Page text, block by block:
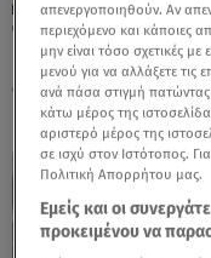
12.11.25, 20:39
Γλυφάδα:
οικογένεια με
απενεργοποιηθούν. Αν
περιεχόμενο και κάποιες
μην είναι τόσο σχετικές
μενού για να αλλάξετε τις
ανά πάσα στιγμή
κάτω μέρος της
αριστερό μέρος της
σε ισχύ στον Ιστότοπος.
Πολιτική Απορρήτου μας.
Εμείς και οι
προκειμένου να